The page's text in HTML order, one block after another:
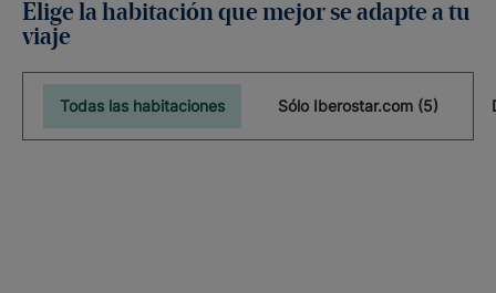
Elige la habitación que mejor se adapte a tu
viaje
Todas las habitaciones Sólo Iberostar.com (5)